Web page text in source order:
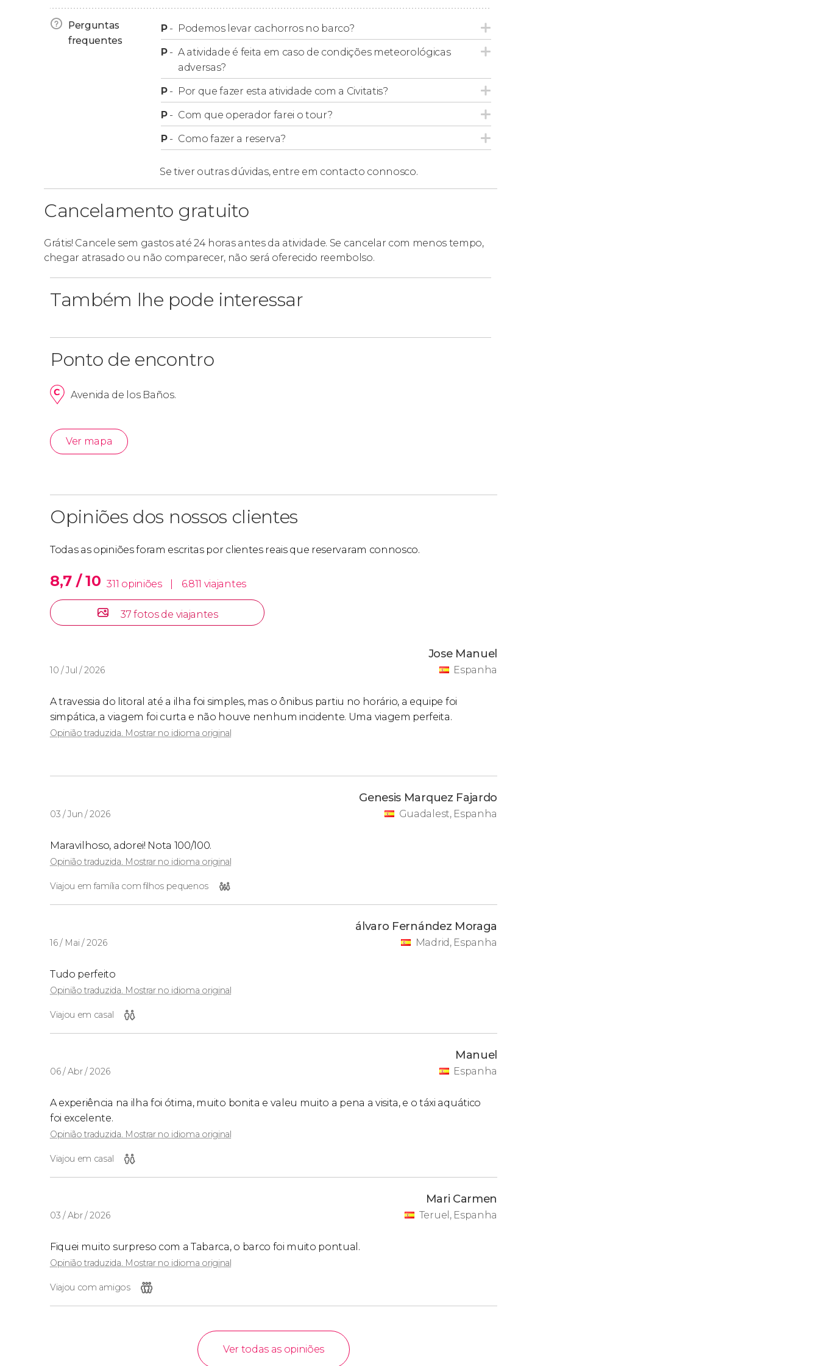
Horários de retorno a Santa Pola
Reservando esta excursão, você terá incluído o transporte de barco de ida e volta. Ao fazer
sua reserva, você poderá escolher um dos seguintes
16:00, 17:00, 18:00 e 19:00 horas.
Os horários de volta são orientativos. Durante o processo de reserva, você pode escolher
seguinte link
Perguntas
frequentes
P- Podemos levar cachorros no barco?
P- A atividade é feita em caso de condições meteorológicas
adversas?
P- Por que fazer esta atividade com a Civitatis?
P- Com que operador farei o tour?
P- Como fazer a reserva?
Se tiver outras dúvidas, entre em contacto connosco.
Cancelamento gratuito
Grátis! Cancele sem gastos até 24 horas antes da atividade. Se cancelar com menos tempo,
chegar atrasado ou não comparecer, não será oferecido reembolso.
Também lhe pode interessar
Ponto de encontro
Avenida de los Baños.
Ver mapa
Opiniões dos nossos clientes
Todas as opiniões foram escritas por clientes reais que reservaram connosco.
8,7 / 10 311 opiniões 6.811 viajantes
37 fotos de viajantes
10 / Jul / 2026
Jose Manuel
Espanha
A travessia do litoral até a ilha foi simples, mas o ônibus partiu no horário, a equipe foi
simpática, a viagem foi curta e não houve nenhum incidente. Uma viagem perfeita.
Opinião traduzida. Mostrar no idioma original
03 / Jun / 2026
Genesis Marquez Fajardo
Guadalest, Espanha
Maravilhoso, adorei! Nota 100/100.
Opinião traduzida. Mostrar no idioma original
Viajou em família com filhos pequenos
16 / Mai / 2026
álvaro Fernández Moraga
Madrid, Espanha
Tudo perfeito
Opinião traduzida. Mostrar no idioma original
Viajou em casal
06 / Abr / 2026
Manuel
Espanha
A experiência na ilha foi ótima, muito bonita e valeu muito a pena a visita, e o táxi aquático
foi excelente.
Opinião traduzida. Mostrar no idioma original
Viajou em casal
03 / Abr / 2026
Mari Carmen
Teruel, Espanha
Fiquei muito surpreso com a Tabarca, o barco foi muito pontual.
Opinião traduzida. Mostrar no idioma original
Viajou com amigos
Ver todas as opiniões